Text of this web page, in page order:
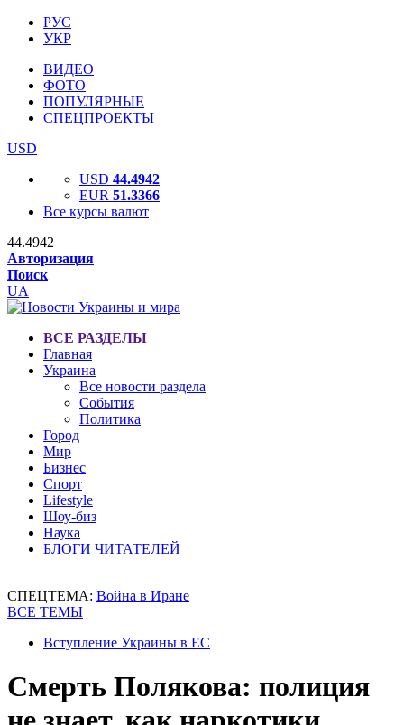
РУС
УКР
ВИДЕО
ФОТО
ПОПУЛЯРНЫЕ
СПЕЦПРОЕКТЫ
USD
USD 44.4942
EUR 51.3366
Все курсы валют
44.4942
Авторизация
Поиск
UA
ВСЕ РАЗДЕЛЫ
Главная
Украина
Все новости раздела
События
Политика
Город
Мир
Бизнес
Спорт
Lifestyle
Шоу-биз
Наука
БЛОГИ ЧИТАТЕЛЕЙ
СПЕЦТЕМА: Война в Иране
ВСЕ ТЕМЫ
Вступление Украины в ЕС
Смерть Полякова: полиция